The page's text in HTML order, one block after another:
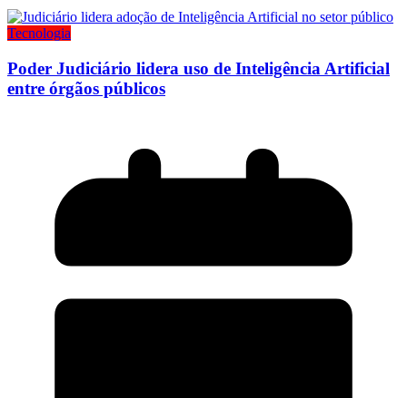
Tecnologia
Poder Judiciário lidera uso de Inteligência Artificial
entre órgãos públicos